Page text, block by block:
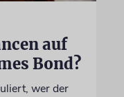
auf
Bond?
wer der